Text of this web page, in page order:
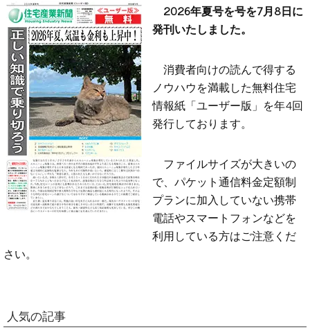
2026年夏号を号を7月8日に
発刊いたしました。
消費者向けの読んで得する
ノウハウを満載した無料住宅
情報紙「ユーザー版」を年4回
発行しております。
ファイルサイズが大きいの
で、パケット通信料金定額制
プランに加入していない携帯
電話やスマートフォンなどを
利用している方はご注意くだ
さい。
人気の記事